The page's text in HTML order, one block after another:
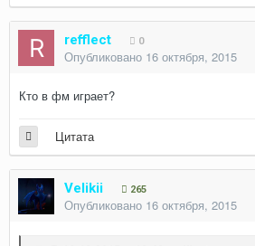
refflect 0
Опубликовано 16 октября, 2015
Кто в фм играет?
Цитата
Velikii 265
Опубликовано 16 октября, 2015